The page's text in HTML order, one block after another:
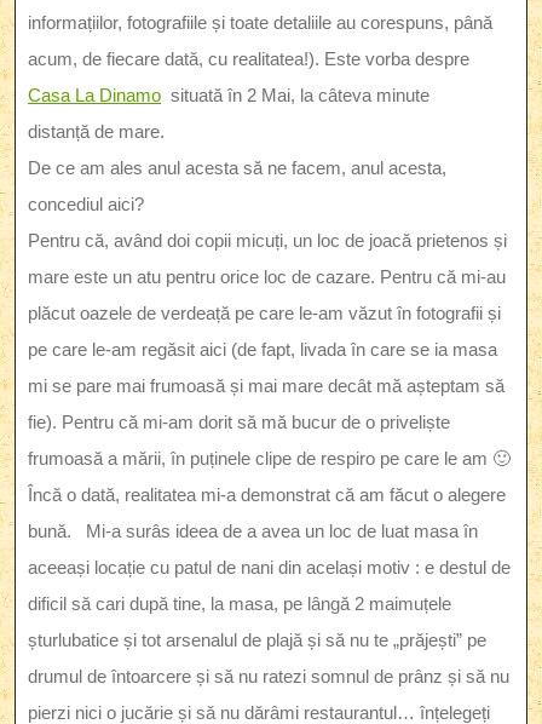
informațiilor, fotografiile și toate detaliile au corespuns, până
acum, de fiecare dată, cu realitatea!). Este vorba despre
Casa La Dinamo situată în 2 Mai, la câteva minute
distanță de mare.
De ce am ales anul acesta să ne facem, anul acesta,
concediul aici?
Pentru că, având doi copii micuți, un loc de joacă prietenos și
mare este un atu pentru orice loc de cazare. Pentru că mi-au
plăcut oazele de verdeață pe care le-am văzut în fotografii și
pe care le-am regăsit aici (de fapt, livada în care se ia masa
mi se pare mai frumoasă și mai mare decât mă așteptam să
fie). Pentru că mi-am dorit să mă bucur de o priveliște
frumoasă a mării, în puținele clipe de respiro pe care le am 🙂
Încă o dată, realitatea mi-a demonstrat că am făcut o alegere
bună. Mi-a surâs ideea de a avea un loc de luat masa în
aceeași locație cu patul de nani din același motiv : e destul de
dificil să cari după tine, la masa, pe lângă 2 maimuțele
șturlubatice și tot arsenalul de plajă și să nu te „prăjești” pe
drumul de întoarcere și să nu ratezi somnul de prânz și să nu
pierzi nici o jucărie și să nu dărâmi restaurantul… înțelegeți